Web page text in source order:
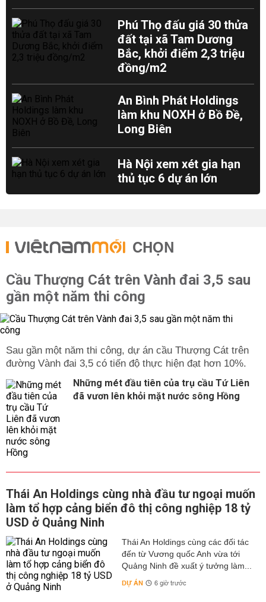
Phú Thọ đấu giá 30 thửa
đất tại xã Tam Dương
Bắc, khởi điểm 2,3 triệu
đồng/m2
An Bình Phát Holdings
làm khu NOXH ở Bồ Đề,
Long Biên
Hà Nội xem xét gia hạn
thủ tục 6 dự án lớn
CHỌN
Cầu Thượng Cát trên Vành đai 3,5 sau
gần một năm thi công
Sau gần một năm thi công, dự án cầu Thượng Cát trên
đường Vành đai 3,5 có tiến độ thực hiện đạt hơn 10%.
Những mét đầu tiên của trụ cầu Tứ Liên
đã vươn lên khỏi mặt nước sông Hồng
Thái An Holdings cùng nhà đầu tư ngoại muốn
làm tổ hợp cảng biển đô thị công nghiệp 18 tỷ
USD ở Quảng Ninh
Thái An Holdings cùng các đối tác
đến từ Vương quốc Anh vừa tới
Quảng Ninh đề xuất ý tưởng làm...
DỰ ÁN 6 giờ trước